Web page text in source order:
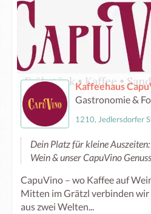
Kaffeehaus
Gastronomie &
Dein Platz für kleine
Wein & unser CapuVino
CapuVino – wo Kaffee auf
Mitten im Grätzl verbinden wir
aus zwei Welten...